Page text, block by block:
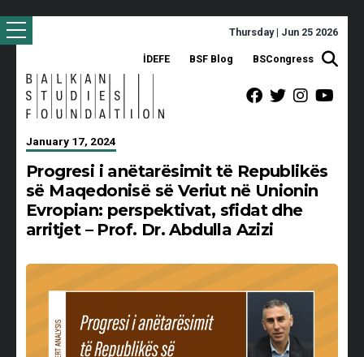
Thursday | Jun 25 2026
İDEFE BSF Blog BSCongress
January 17, 2024
Progresi i anëtarësimit të Republikës
së Maqedonisë së Veriut në Unionin
Evropian: perspektivat, sfidat dhe
arritjet – Prof. Dr. Abdulla Azizi